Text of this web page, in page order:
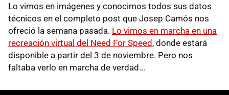
Lo vimos en imágenes y conocimos todos sus datos
técnicos en el completo post que Josep Camós nos
ofreció la semana pasada. Lo vimos en marcha en una
recreación virtual del Need For Speed, donde estará
disponible a partir del 3 de noviembre. Pero nos
faltaba verlo en marcha de verdad...